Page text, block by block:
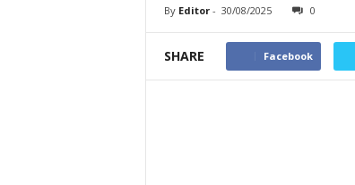
By Editor- 30/08/2025 0
SHARE Facebook